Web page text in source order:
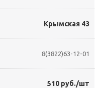
Крымская 43
8(3822)63-12-01
510 руб./шт